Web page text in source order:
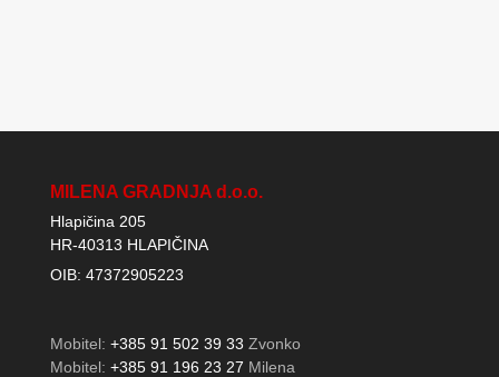
MILENA GRADNJA d.o.o.
Hlapičina 205
HR-40313 HLAPIČINA
OIB: 47372905223
Mobitel: +385 91 502 39 33 Zvonko
Mobitel: +385 91 196 23 27 Milena